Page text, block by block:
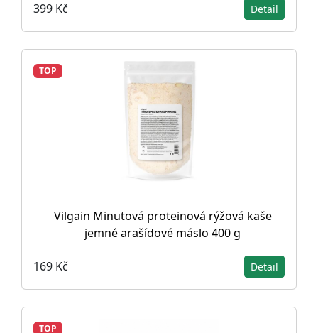
399 Kč Detail
TOP
Vilgain Minutová proteinová rýžová kaše
jemné arašídové máslo 400 g
169 Kč Detail
TOP